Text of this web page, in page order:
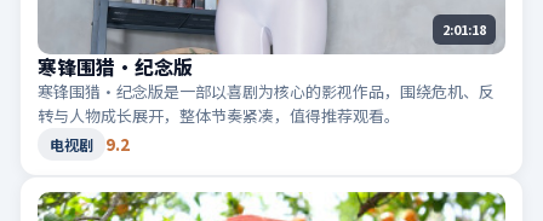
2:01:18
寒锋围猎·纪念版
寒锋围猎·纪念版是一部以喜剧为核心的影视作品，围绕危机、反
转与人物成长展开，整体节奏紧凑，值得推荐观看。
电视剧 9.2